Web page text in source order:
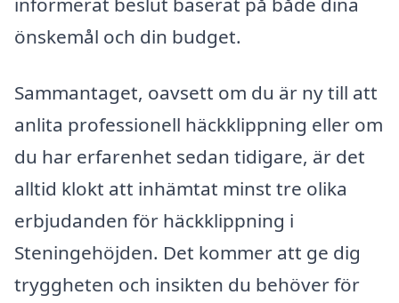
önskemål och din budget.
Sammantaget, oavsett om du är ny till att
anlita professionell häckklippning eller om
du har erfarenhet sedan tidigare, är det
alltid klokt att inhämtat minst tre olika
erbjudanden för häckklippning i
Steningehöjden. Det kommer att ge dig
tryggheten och insikten du behöver för